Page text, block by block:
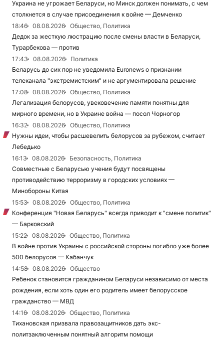
Украина не угрожает Беларуси, но Минск должен понимать, с чем
столкнется в случае присоединения к войне — Демченко
18:46
08.08.2026
Общество, Политика
Дедок за жесткую люстрацию после смены власти в Беларуси,
Турарбекова — против
17:43
08.08.2026
Политика
Беларусь до сих пор не уведомила Euronews о признании
телеканала "экстремистским" и не аргументировала решение
17:08
08.08.2026
Общество, Политика
Легализация белорусов, увековечение памяти понятны для
мирного времени, но в Украине война — посол Чорногор
16:32
08.08.2026
Общество, Политика
Нужны идеи, чтобы расшевелить белорусов за рубежом, считает
Лебедько
16:13
08.08.2026
Безопасность, Политика
Совместные с Беларусью учения будут посвящены
противодействию терроризму в городских условиях —
Минобороны Китая
15:53
08.08.2026
Общество, Политика
Конференция "Новая Беларусь" всегда приводит к "смене политик"
— Барковский
15:22
08.08.2026
Общество, Политика
В войне против Украины с российской стороны погибло уже более
500 белорусов — Кабанчук
14:58
08.08.2026
Общество
Ребенок становится гражданином Беларуси независимо от места
рождения, если хоть один его родитель имеет белорусское
гражданство — МВД
14:16
08.08.2026
Общество, Политика
Тихановская призвала правозащитников дать экс-
политзаключенным понятный алгоритм помощи